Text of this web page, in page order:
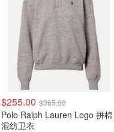
$255.00 $365.00
Polo Ralph Lauren Logo 拼棉
混纺卫衣